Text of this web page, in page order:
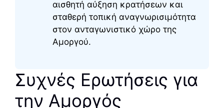
αισθητή αύξηση κρατήσεων και
σταθερή τοπική αναγνωρισιμότητα
στον ανταγωνιστικό χώρο της
Αμοργού.
Συχνές Ερωτήσεις για
την Αμοργός